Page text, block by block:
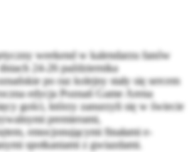
weekend w kalendarzu fanów
24-26 października
po raz kolejny stały się sercem
edycja Poznań Game Arena
gości, którzy zanurzyli się w świecie
premierami,
emocjonującymi finałami e-
spotkaniami z gwiazdami.